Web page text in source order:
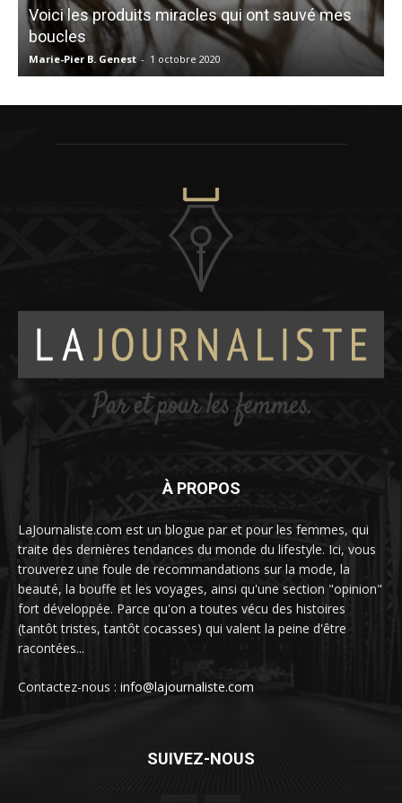
Voici les produits miracles qui ont sauvé mes
boucles
Marie-Pier B. Genest - 1 octobre 2020
À PROPOS
LaJournaliste.com est un blogue par et pour les femmes, qui
traite des dernières tendances du monde du lifestyle. Ici, vous
trouverez une foule de recommandations sur la mode, la
beauté, la bouffe et les voyages, ainsi qu'une section "opinion"
fort développée. Parce qu'on a toutes vécu des histoires
(tantôt tristes, tantôt cocasses) qui valent la peine d'être
racontées...
Contactez-nous : info@lajournaliste.com
SUIVEZ-NOUS